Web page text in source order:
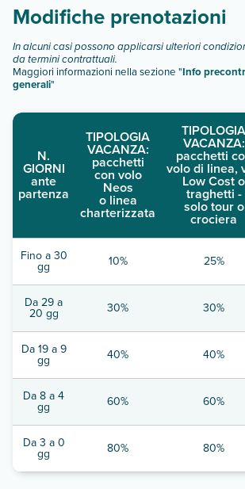
Modifiche prenotazioni
In alcuni casi possono applicarsi ulteriori
da termini contrattuali.
Maggiori informazioni nella sezione "Info
generali"
N.
GIORNI
ante
partenza
TIPOLOGIA
VACANZA:
pacchetti
con volo
Neos
o linea
charterizzata
TIPOLOGIA
VACANZA:
pacchetti
volo di linea,
Low Cost o
traghetti -
solo tour o
crociera
Fino a 30
gg 10% 25%
Da 29 a
20 gg 30% 30%
Da 19 a 9
gg 40% 40%
Da 8 a 4
gg 60% 60%
Da 3 a 0
gg 80% 80%